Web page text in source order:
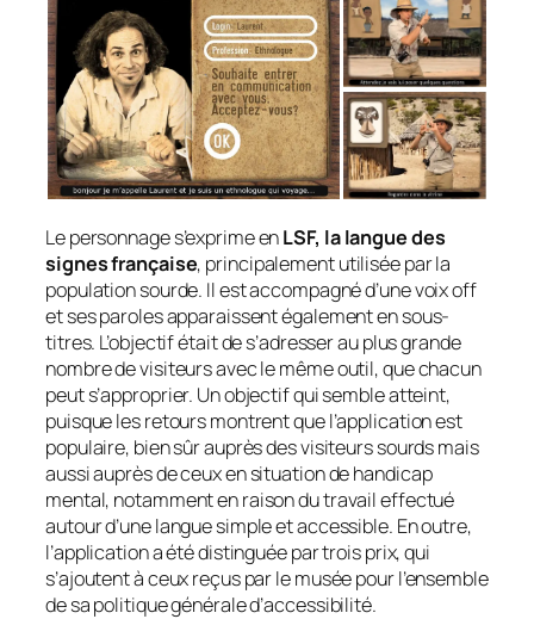
Le personnage s’exprime enLSF, la langue des
signes française, principalement utilisée par la
population sourde. Il est accompagné d’une voixoff
et ses paroles apparaissent également en sous-
titres. L’objectif était de s’adresser au plus grande
nombre de visiteurs avec le même outil, que chacun
peut s’approprier. Un objectif qui semble atteint,
puisque les retours montrent que l’application est
populaire, bien sûr auprès des visiteurs sourds mais
aussi auprès de ceux en situation de handicap
mental, notamment en raison du travail effectué
autour d’une langue simple et accessible. En outre,
l’application a été distinguée par trois prix, qui
s’ajoutent à ceux reçus par le musée pour l’ensemble
de sa politique générale d’accessibilité.